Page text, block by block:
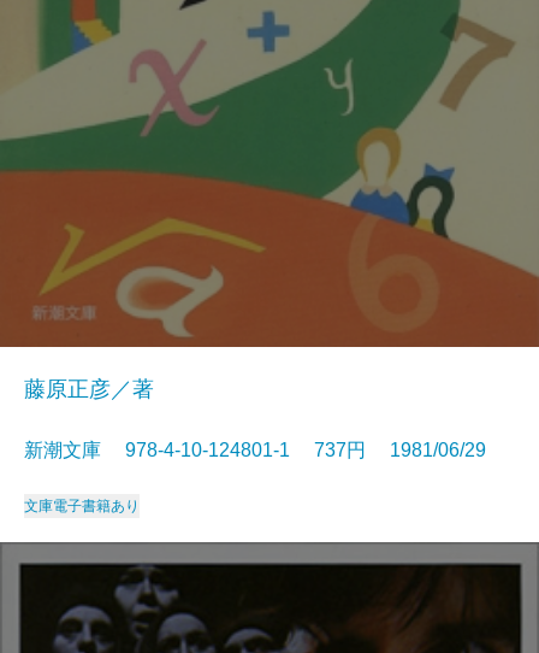
藤原正彦／著
新潮文庫 978-4-10-124801-1 737円 1981/06/29
文庫電子書籍あり